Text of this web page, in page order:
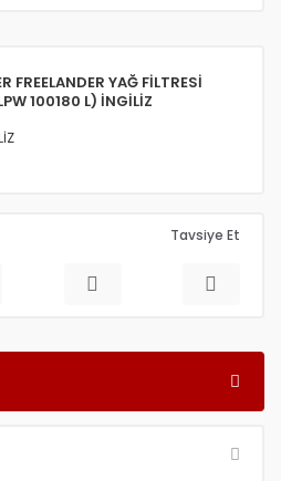
FREELANDER YAĞ FİLTRESİ
100180 L) İNGİLİZ
Tavsiye Et